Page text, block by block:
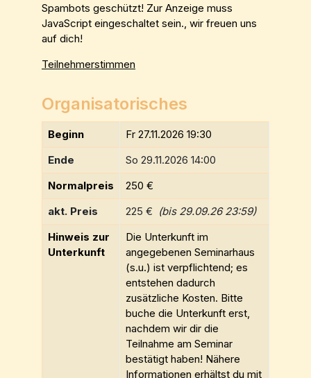
Spambots geschützt! Zur Anzeige muss
JavaScript eingeschaltet sein. , wir freuen uns
auf dich!
Teilnehmerstimmen
Organisatorisches
Beginn
Fr 27.11.2026 19:30
Ende
So 29.11.2026 14:00
Normalpreis
250 €
akt. Preis
225 € (bis 29.09.26 23:59)
Hinweis zur
Unterkunft
Die Unterkunft im
angegebenen Seminarhaus
(s.u.) ist verpflichtend; es
entstehen dadurch
zusätzliche Kosten. Bitte
buche die Unterkunft erst,
nachdem wir dir die
Teilnahme am Seminar
bestätigt haben! Nähere
Informationen erhältst du mit